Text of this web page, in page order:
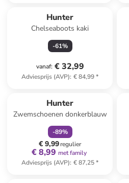
Hunter
Chelseaboots kaki
-61%
vanaf: € 32,99
Adviesprijs (AVP): € 84,99*
Hunter
Zwemschoenen donkerblauw
-89%
€ 9,99regulier
€ 8,99 met family
Adviesprijs (AVP): € 87,25*